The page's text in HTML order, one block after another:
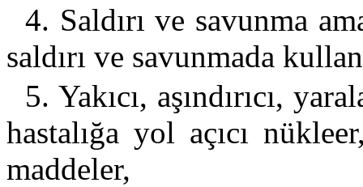
4. Saldırı ve savunma
saldırı ve savunmada
5. Yakıcı, aşındırıcı,
hastalığa yol açıcı
maddeler,